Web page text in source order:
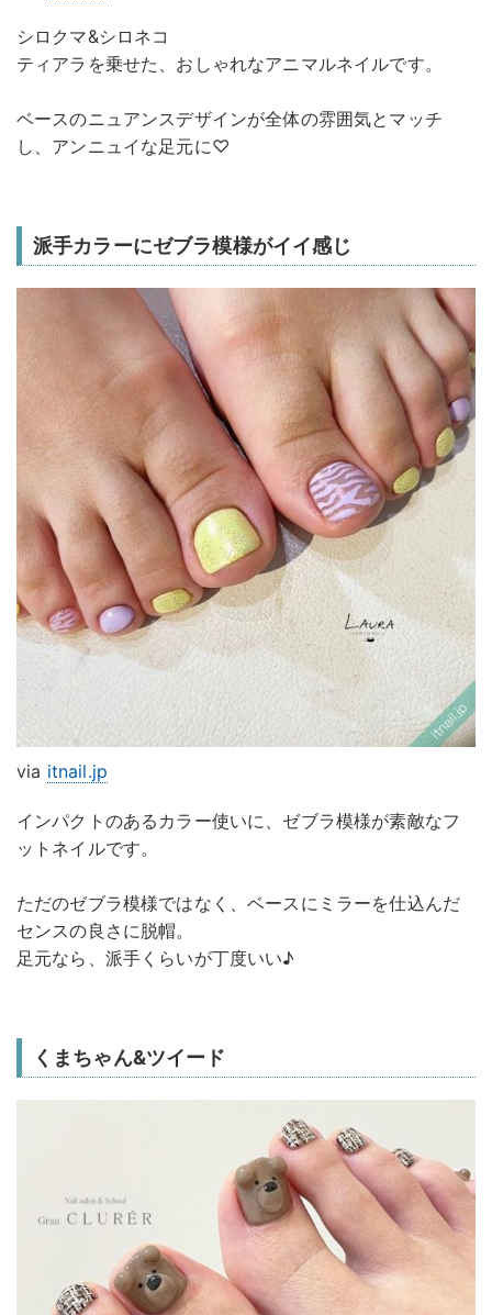
シロクマ&シロネコ
ティアラを乗せた、おしゃれなアニマルネイルです。
ベースのニュアンスデザインが全体の雰囲気とマッチ
し、アンニュイな足元に♡
派手カラーにゼブラ模様がイイ感じ
via itnail.jp
インパクトのあるカラー使いに、ゼブラ模様が素敵なフ
ットネイルです。
ただのゼブラ模様ではなく、ベースにミラーを仕込んだ
センスの良さに脱帽。
足元なら、派手くらいが丁度いい♪
くまちゃん&ツイード